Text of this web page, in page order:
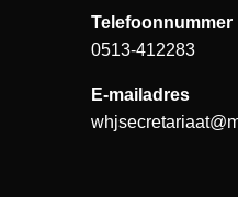
Telefoonnummer
0513-412283
E-mailadres